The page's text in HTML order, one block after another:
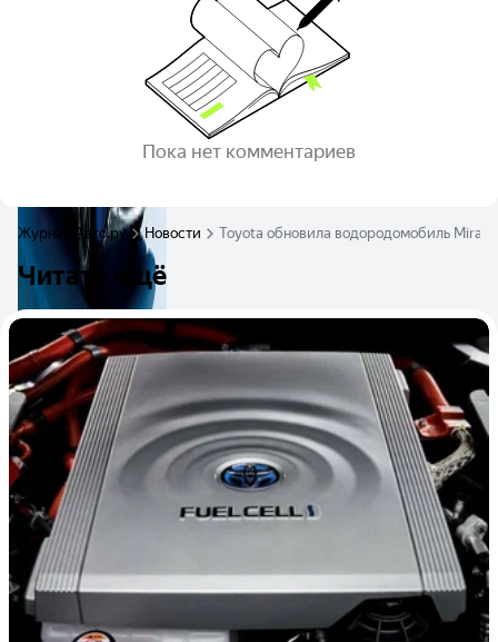
Пока нет комментариев
Журнал Авто.ру Новости Toyota обновила водородомобиль Mirai
Читать ещё